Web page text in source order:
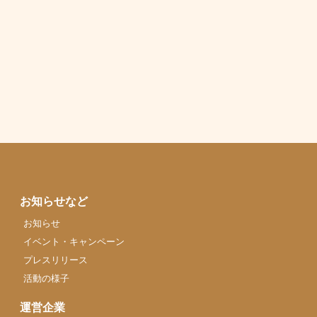
お知らせなど
お知らせ
イベント・キャンペーン
プレスリリース
活動の様子
運営企業